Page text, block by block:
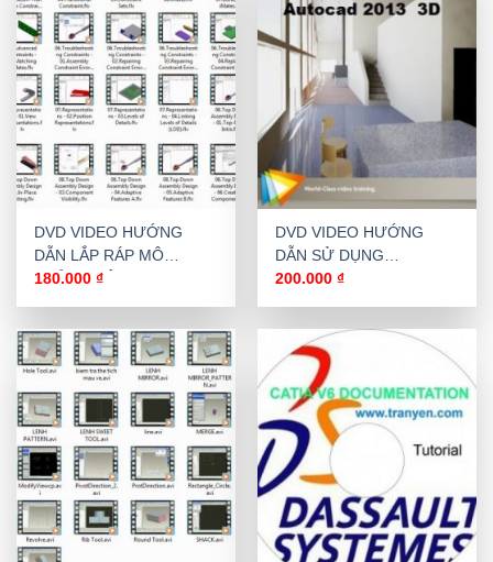
DVD VIDEO HƯỚNG
DẪN LẮP RÁP MÔ
PHỎNG NÂNG CAO
180.000₫
DVD VIDEO HƯỚNG
DẪN SỬ DỤNG
AUTOCAD 3D 2013
200.000₫